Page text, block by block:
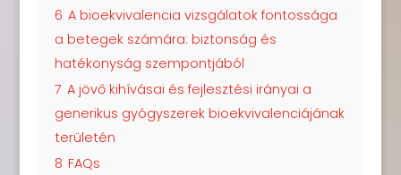
6 A bioekvivalencia vizsgálatok fontossága
a betegek számára: biztonság és
hatékonyság szempontjából
7 A jövő kihívásai és fejlesztési irányai a
generikus gyógyszerek bioekvivalenciájának
területén
8 FAQs